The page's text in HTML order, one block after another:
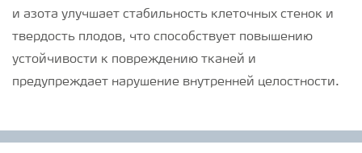
и азота улучшает стабильность клеточных стенок и
твердость плодов, что способствует повышению
устойчивости к повреждению тканей и
предупреждает нарушение внутренней целостности.